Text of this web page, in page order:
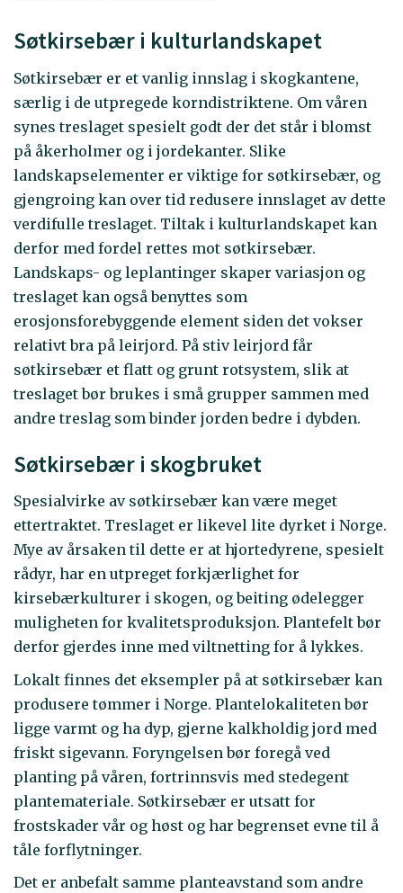
Søtkirsebær i kulturlandskapet
Søtkirsebær er et vanlig innslag i skogkantene,
særlig i de utpregede korndistriktene. Om våren
synes treslaget spesielt godt der det står i blomst
på åkerholmer og i jordekanter. Slike
landskapselementer er viktige for søtkirsebær, og
gjengroing kan over tid redusere innslaget av dette
verdifulle treslaget. Tiltak i kulturlandskapet kan
derfor med fordel rettes mot søtkirsebær.
Landskaps- og leplantinger skaper variasjon og
treslaget kan også benyttes som
erosjonsforebyggende element siden det vokser
relativt bra på leirjord. På stiv leirjord får
søtkirsebær et flatt og grunt rotsystem, slik at
treslaget bør brukes i små grupper sammen med
andre treslag som binder jorden bedre i dybden.
Søtkirsebær i skogbruket
Spesialvirke av søtkirsebær kan være meget
ettertraktet. Treslaget er likevel lite dyrket i Norge.
Mye av årsaken til dette er at hjortedyrene, spesielt
rådyr, har en utpreget forkjærlighet for
kirsebærkulturer i skogen, og beiting ødelegger
muligheten for kvalitetsproduksjon. Plantefelt bør
derfor gjerdes inne med viltnetting for å lykkes.
Lokalt finnes det eksempler på at søtkirsebær kan
produsere tømmer i Norge. Plantelokaliteten bør
ligge varmt og ha dyp, gjerne kalkholdig jord med
friskt sigevann. Foryngelsen bør foregå ved
planting på våren, fortrinnsvis med stedegent
plantemateriale. Søtkirsebær er utsatt for
frostskader vår og høst og har begrenset evne til å
tåle forflytninger.
Det er anbefalt samme planteavstand som andre